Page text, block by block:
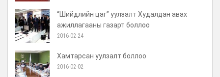
“Шийдлийн цаг” уулзалт Худалдан авах
ажиллагааны газарт боллоо
2016-02-24
Хамтарсан уулзалт боллоо
2016-02-02